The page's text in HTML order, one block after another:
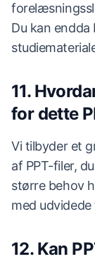
Du kan endda
11.
for dette
Vi tilbyder et
af PPT-filer,
større behov
med
12. Kan